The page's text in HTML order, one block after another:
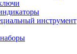
инструмент